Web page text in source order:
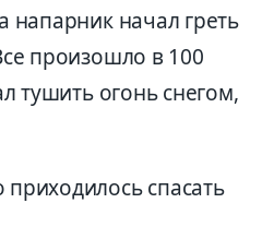
напарник начал греть
произошло в 100
тушить огонь снегом,
спасать